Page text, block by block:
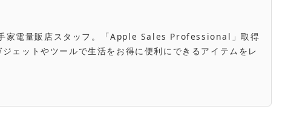
家電量販店スタッフ。「Apple Sales Professional」取得
ェットやツールで生活をお得に便利にできるアイテムをレ